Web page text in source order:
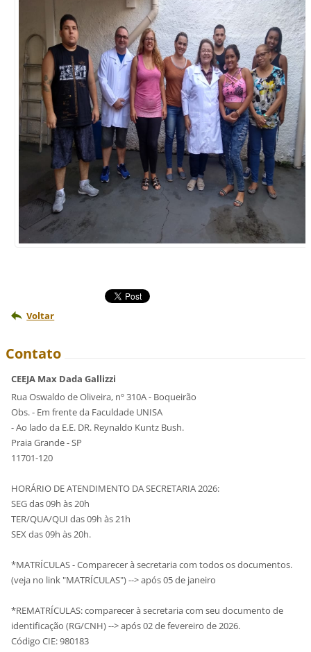
Voltar
Contato
CEEJA Max Dada Gallizzi
Rua Oswaldo de Oliveira, nº 310A - Boqueirão
Obs. - Em frente da Faculdade UNISA
- Ao lado da E.E. DR. Reynaldo Kuntz Bush.
Praia Grande - SP
11701-120
HORÁRIO DE ATENDIMENTO DA SECRETARIA 2026:
SEG das 09h às 20h
TER/QUA/QUI das 09h às 21h
SEX das 09h às 20h.
*MATRÍCULAS - Comparecer à secretaria com todos os documentos.
(veja no link "MATRÍCULAS") --> após 05 de janeiro
*REMATRÍCULAS: comparecer à secretaria com seu documento de
identificação (RG/CNH) --> após 02 de fevereiro de 2026.
Código CIE: 980183